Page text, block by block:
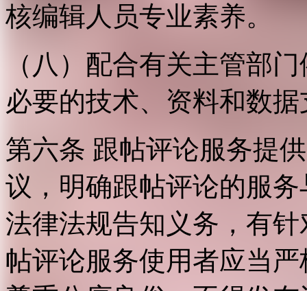
核编辑人员专业素养。
（八）配合有关主管部
必要的技术、资料和数
第六条 跟帖评论服务提
议，明确跟帖评论的服
法律法规告知义务，有
帖评论服务使用者应当